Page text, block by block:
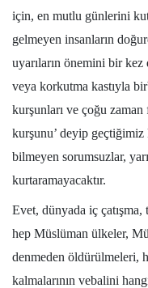
için, en mutlu günlerini
gelmeyen insanların
uyarıların önemini bir kez
veya korkutma kastıyla
kurşunları ve çoğu
kurşunu’ deyip geçtiğimiz
bilmeyen sorumsuzlar,
kurtaramayacaktır.
Evet, dünyada iç
hep Müslüman ülkeler,
denmeden öldürülmeleri,
kalmalarının vebalini